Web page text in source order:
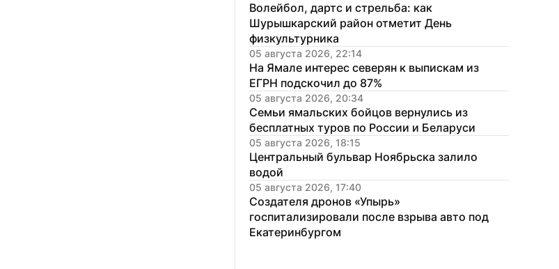
Волейбол, дартс и стрельба: как
Шурышкарский район отметит День
физкультурника
05 августа 2026, 22:14
На Ямале интерес северян к выпискам из
ЕГРН подскочил до 87%
05 августа 2026, 20:34
Семьи ямальских бойцов вернулись из
бесплатных туров по России и Беларуси
05 августа 2026, 18:15
Центральный бульвар Ноябрьска залило
водой
05 августа 2026, 17:40
Создателя дронов «Упырь»
госпитализировали после взрыва авто под
Екатеринбургом